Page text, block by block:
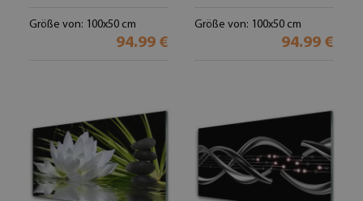
Größe von: 100x50 cm
94.99 €
Größe von: 100x50 cm
94.99 €